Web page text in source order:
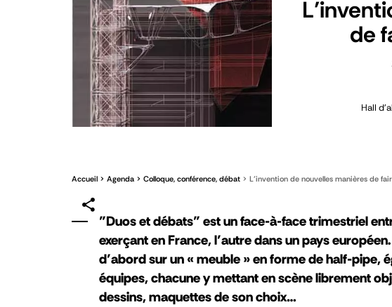
de
Hall
Accueil Agenda Colloque, conférence, débat L’invention de nouvelles manières de
"Duos et débats" est un face-à-face trimestriel
exerçant en France, l’autre dans un pays
d’abord sur un « meuble » en forme de half-pipe,
équipes, chacune y mettant en scène librement
dessins, maquettes de son choix…